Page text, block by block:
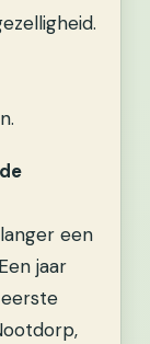
een
jaar